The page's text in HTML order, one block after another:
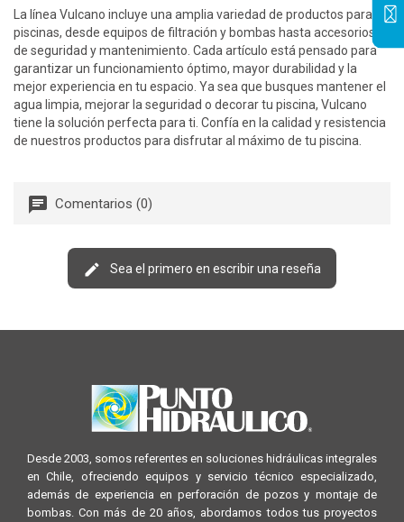
La línea Vulcano incluye una amplia variedad de productos para
piscinas, desde equipos de filtración y bombas hasta accesorios
de seguridad y mantenimiento. Cada artículo está pensado para
garantizar un funcionamiento óptimo, mayor durabilidad y la
mejor experiencia en tu espacio. Ya sea que busques mantener el
agua limpia, mejorar la seguridad o decorar tu piscina, Vulcano
tiene la solución perfecta para ti. Confía en la calidad y resistencia
de nuestros productos para disfrutar al máximo de tu piscina.
Comentarios (0)
Sea el primero en escribir una reseña
Desde 2003, somos referentes en soluciones hidráulicas integrales
en Chile, ofreciendo equipos y servicio técnico especializado,
además de experiencia en perforación de pozos y montaje de
bombas. Con más de 20 años, abordamos todos tus proyectos